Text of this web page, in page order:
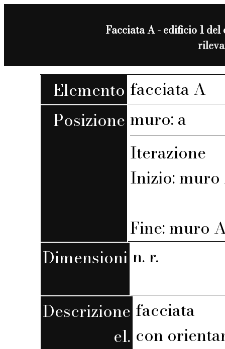
Facciata A - edificio 1
Elemento facciata A
Posizione muro: a
Iterazione
Inizio: muro
Fine: muro
Dimensioni n. r.
Descrizione
el.
facciata
con